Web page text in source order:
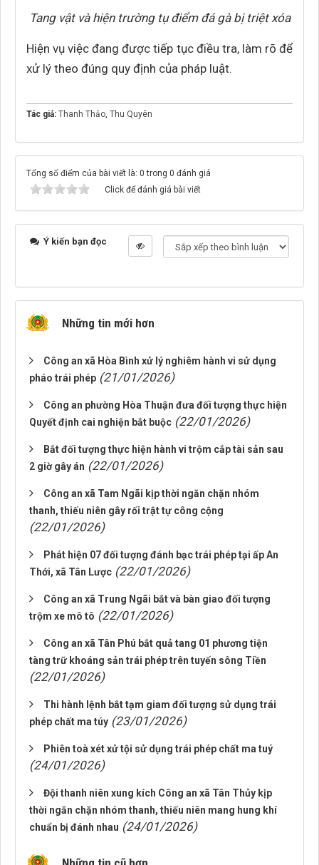
Tang vật và hiện trường tụ điểm đá gà bị triệt xóa
Hiện vụ việc đang được tiếp tục điều tra, làm rõ để
xử lý theo đúng quy định của pháp luật.
Tác giả: Thanh Thảo, Thu Quyên
Tổng số điểm của bài viết là: 0 trong 0 đánh giá
Click để đánh giá bài viết
Ý kiến bạn đọc
Những tin mới hơn
Công an xã Hòa Bình xử lý nghiêm hành vi sử dụng
pháo trái phép (21/01/2026)
Công an phường Hòa Thuận đưa đối tượng thực hiện
Quyết định cai nghiện bắt buộc (22/01/2026)
Bắt đối tượng thực hiện hành vi trộm cắp tài sản sau
2 giờ gây án (22/01/2026)
Công an xã Tam Ngãi kịp thời ngăn chặn nhóm
thanh, thiếu niên gây rối trật tự công cộng
(22/01/2026)
Phát hiện 07 đối tượng đánh bạc trái phép tại ấp An
Thới, xã Tân Lược (22/01/2026)
Công an xã Trung Ngãi bắt và bàn giao đối tượng
trộm xe mô tô (22/01/2026)
Công an xã Tân Phú bắt quả tang 01 phương tiện
tàng trữ khoáng sản trái phép trên tuyến sông Tiền
(22/01/2026)
Thi hành lệnh bắt tạm giam đối tượng sử dụng trái
phép chất ma túy (23/01/2026)
Phiên toà xét xử tội sử dụng trái phép chất ma tuý
(24/01/2026)
Đội thanh niên xung kích Công an xã Tân Thủy kịp
thời ngăn chặn nhóm thanh, thiếu niên mang hung khí
chuẩn bị đánh nhau (24/01/2026)